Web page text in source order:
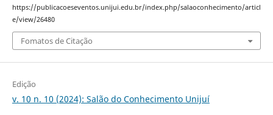
https://publicacoeseventos.unijui.edu.br/index.php/salaoconhecimento/articl
e/view/26480
Fomatos de Citação
Edição
v. 10 n. 10 (2024): Salão do Conhecimento Unijuí